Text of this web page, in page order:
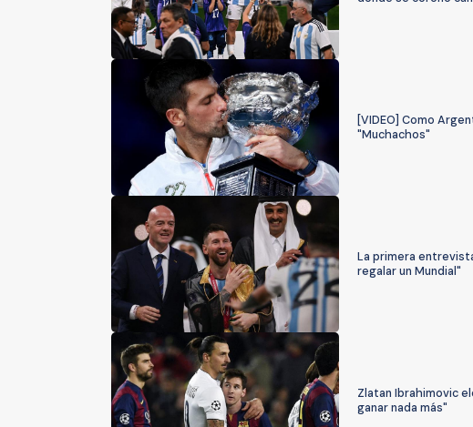
[VIDEO] Como
"Muchachos"
La primera
regalar un Mundial"
Zlatan Ibrahimovic
ganar nada más"